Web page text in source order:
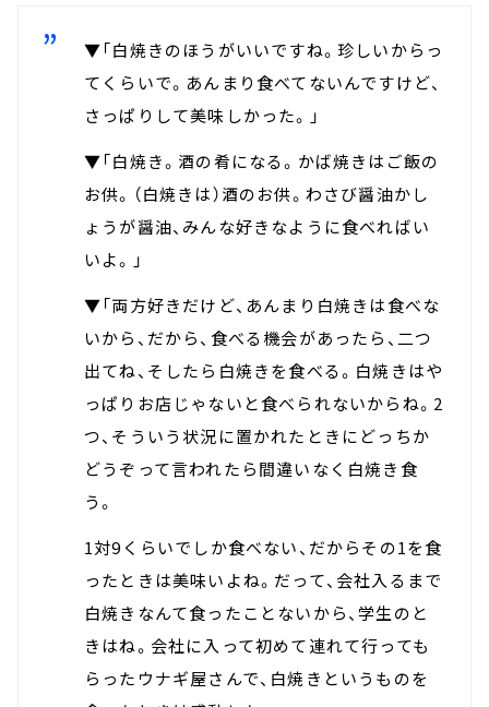
▼「白焼きのほうがいいですね。珍しいからっ
てくらいで。あんまり食べてないんですけど、
さっぱりして美味しかった。」
▼「白焼き。酒の肴になる。かば焼きはご飯の
お供。（白焼きは）酒のお供。わさび醤油かし
ょうが醤油、みんな好きなように食べればい
いよ。」
▼「両方好きだけど、あんまり白焼きは食べな
いから、だから、食べる機会があったら、二つ
出てね、そしたら白焼きを食べる。白焼きはや
っぱりお店じゃないと食べられないからね。2
つ、そういう状況に置かれたときにどっちか
どうぞって言われたら間違いなく白焼き食
う。
1対9くらいでしか食べない、だからその1を食
ったときは美味いよね。だって、会社入るまで
白焼きなんて食ったことないから、学生のと
きはね。会社に入って初めて連れて行っても
らったウナギ屋さんで、白焼きというものを